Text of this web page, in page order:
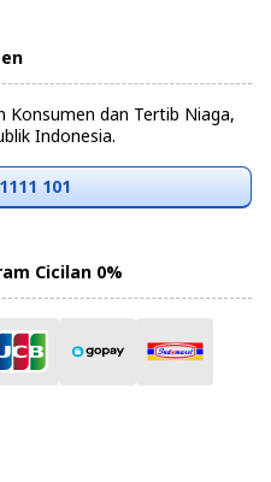
Konsumen dan Tertib Niaga,
Indonesia.
101
Cicilan 0%